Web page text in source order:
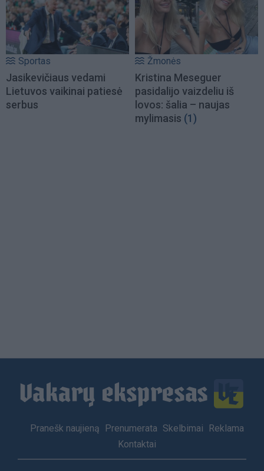
Sportas
Jasikevičiaus vedami
Lietuvos vaikinai patiesė
serbus
Žmonės
Kristina Meseguer
pasidalijo vaizdeliu iš
lovos: šalia – naujas
mylimasis (1)
Footer
Pranešk naujieną Prenumerata Skelbimai
Reklama
Kontaktai